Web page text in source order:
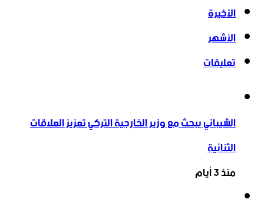
الأخيرة
الأشهر
تعليقات
الشيباني يبحث مع وزير الخارجية التركي تعزيز العلاقات
الثنائية
منذ 3 أيام